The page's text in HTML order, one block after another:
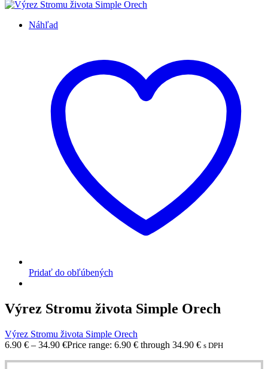
Náhľad
Pridať do obľúbených
Výrez Stromu života Simple Orech
Výrez Stromu života Simple Orech
6.90 € – 34.90 €Price range: 6.90 € through 34.90 € s DPH